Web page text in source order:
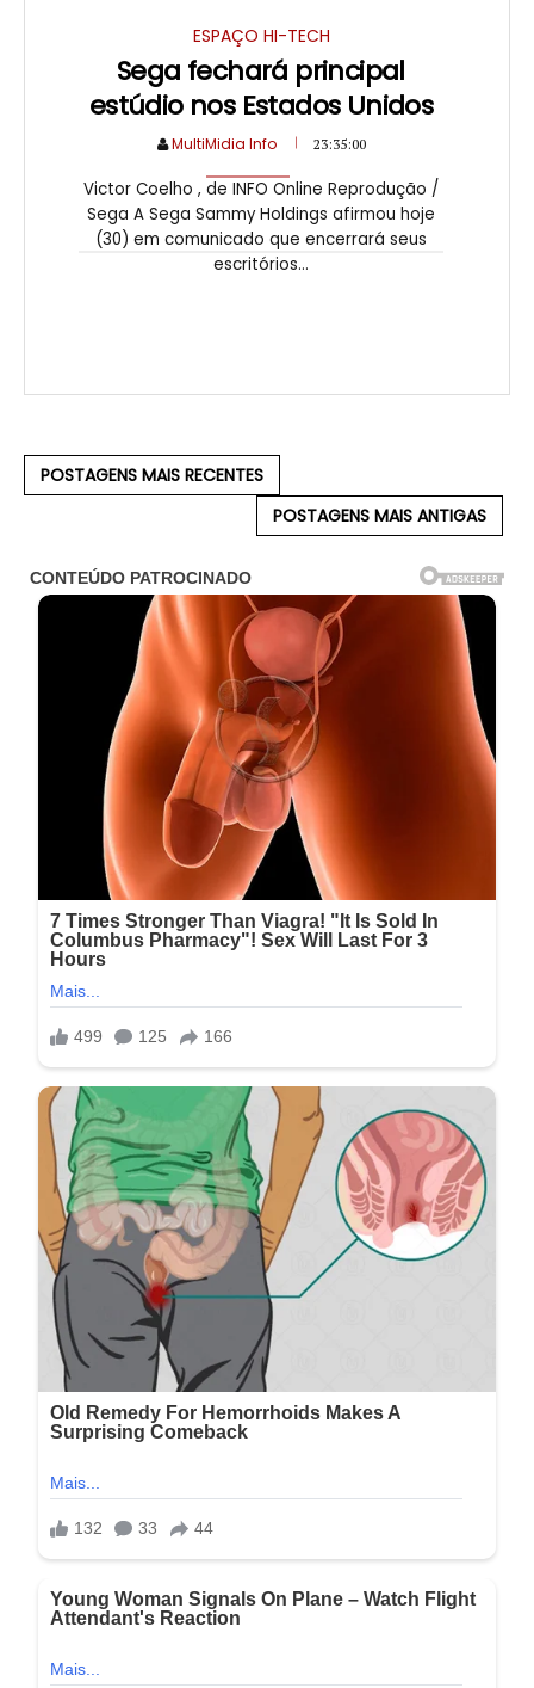
ESPAÇO HI-TECH
Sega fechará principal
estúdio nos Estados Unidos
MultiMidia Info 23:35:00
Victor Coelho , de INFO Online Reprodução /
Sega A Sega Sammy Holdings afirmou hoje
(30) em comunicado que encerrará seus
escritórios...
POSTAGENS MAIS RECENTES
POSTAGENS MAIS ANTIGAS